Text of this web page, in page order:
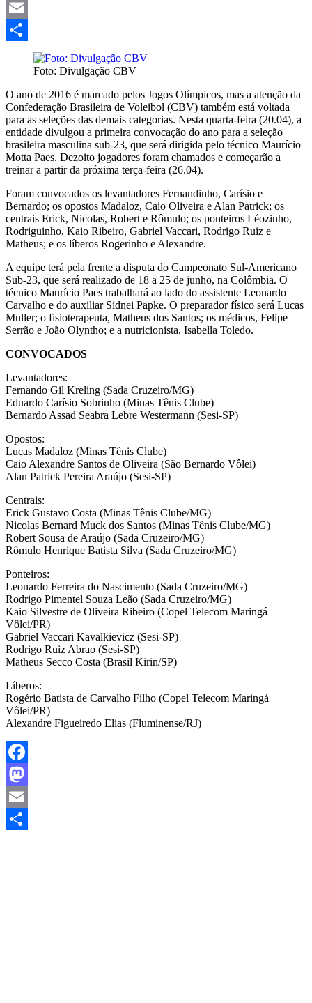
Mastodon
Email
Foto: Divulgação CBV
O ano de 2016 é marcado pelos Jogos Olímpicos, mas a atenção da
Confederação Brasileira de Voleibol (CBV) também está voltada
para as seleções das demais categorias. Nesta quarta-feira (20.04), a
entidade divulgou a primeira convocação do ano para a seleção
brasileira masculina sub-23, que será dirigida pelo técnico Maurício
Motta Paes. Dezoito jogadores foram chamados e começarão a
treinar a partir da próxima terça-feira (26.04).
Foram convocados os levantadores Fernandinho, Carísio e
Bernardo; os opostos Madaloz, Caio Oliveira e Alan Patrick; os
centrais Erick, Nicolas, Robert e Rômulo; os ponteiros Léozinho,
Rodriguinho, Kaio Ribeiro, Gabriel Vaccari, Rodrigo Ruiz e
Matheus; e os líberos Rogerinho e Alexandre.
A equipe terá pela frente a disputa do Campeonato Sul-Americano
Sub-23, que será realizado de 18 a 25 de junho, na Colômbia. O
técnico Maurício Paes trabalhará ao lado do assistente Leonardo
Carvalho e do auxiliar Sidnei Papke. O preparador físico será Lucas
Muller; o fisioterapeuta, Matheus dos Santos; os médicos, Felipe
Serrão e João Olyntho; e a nutricionista, Isabella Toledo.
CONVOCADOS
Levantadores:
Fernando Gil Kreling (Sada Cruzeiro/MG)
Eduardo Carísio Sobrinho (Minas Tênis Clube)
Bernardo Assad Seabra Lebre Westermann (Sesi-SP)
Opostos:
Lucas Madaloz (Minas Tênis Clube)
Caio Alexandre Santos de Oliveira (São Bernardo Vôlei)
Alan Patrick Pereira Araújo (Sesi-SP)
Centrais:
Erick Gustavo Costa (Minas Tênis Clube/MG)
Nicolas Bernard Muck dos Santos (Minas Tênis Clube/MG)
Robert Sousa de Araújo (Sada Cruzeiro/MG)
Rômulo Henrique Batista Silva (Sada Cruzeiro/MG)
Ponteiros:
Leonardo Ferreira do Nascimento (Sada Cruzeiro/MG)
Rodrigo Pimentel Souza Leão (Sada Cruzeiro/MG)
Kaio Silvestre de Oliveira Ribeiro (Copel Telecom Maringá
Vôlei/PR)
Gabriel Vaccari Kavalkievicz (Sesi-SP)
Rodrigo Ruiz Abrao (Sesi-SP)
Matheus Secco Costa (Brasil Kirin/SP)
Líberos:
Rogério Batista de Carvalho Filho (Copel Telecom Maringá
Vôlei/PR)
Alexandre Figueiredo Elias (Fluminense/RJ)
Facebook
Mastodon
Email